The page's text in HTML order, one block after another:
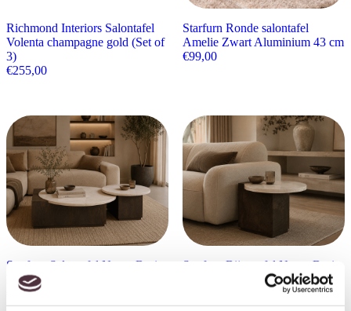
Richmond Interiors Salontafel
Volenta champagne gold (Set of
3)
€255,00
Starfurn Ronde salontafel
Amelie Zwart Aluminium 43 cm
€99,00
Starfurn Salontafel Numa Bruin
Marmer 103 cm
499,00
Starfurn Bijzettafel Numa Bruin